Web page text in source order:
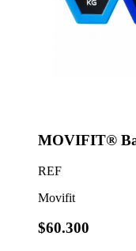
MOVIFIT®
REF
Movifit
$60.300